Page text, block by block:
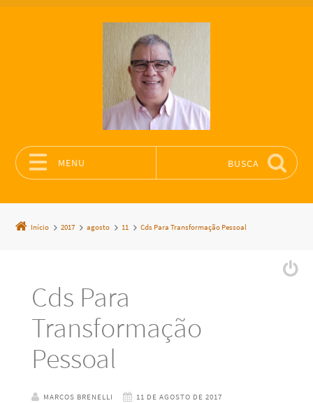
MENU BUSCA
Início 2017 agosto 11 Cds Para Transformação Pessoal
Cds Para
Transformação
Pessoal
MARCOS BRENELLI
11 DE AGOSTO DE 2017